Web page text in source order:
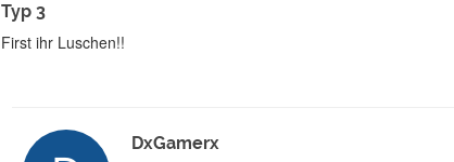
Typ 3
First ihr Luschen!!
DxGamerx